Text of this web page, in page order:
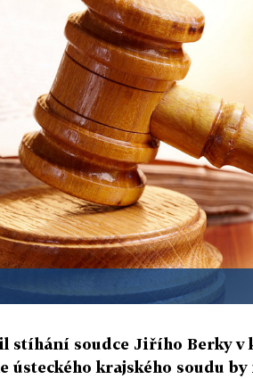
stíhání soudce Jiřího Berky v
ústeckého krajského soudu by